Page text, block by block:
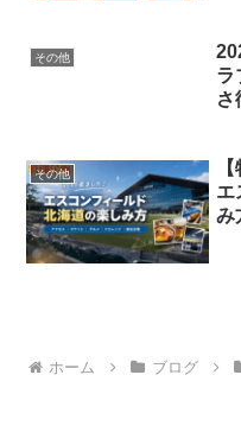
その他
ラ
さ
その他
エ
み
ホーム ブログ